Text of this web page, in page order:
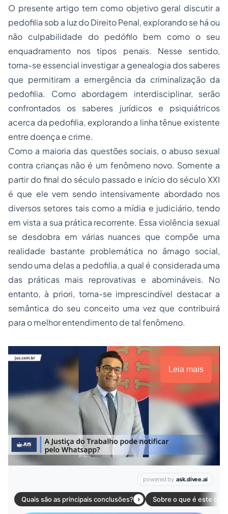
O presente artigo tem como objetivo geral discutir a
pedofilia sob a luz do Direito Penal, explorando se há ou
não culpabilidade do pedófilo bem como o seu
enquadramento nos tipos penais. Nesse sentido,
torna-se essencial investigar a genealogia dos saberes
que permitiram a emergência da criminalização da
pedofilia. Como abordagem interdisciplinar, serão
confrontados os saberes jurídicos e psiquiátricos
acerca da pedofilia, explorando a linha tênue existente
entre doença e crime.
Como a maioria das questões sociais, o abuso sexual
contra crianças não é um fenômeno novo. Somente a
partir do final do século passado e início do século XXI
é que ele vem sendo intensivamente abordado nos
diversos setores tais como a mídia e judiciário, tendo
em vista a sua prática recorrente. Essa violência sexual
se desdobra em várias nuances que compõe uma
realidade bastante problemática no âmago social,
sendo uma delas a pedofilia, a qual é considerada uma
das práticas mais reprovativas e abomináveis. No
entanto, à priori, torna-se imprescindível destacar a
semântica do seu conceito uma vez que contribuirá
para o melhor entendimento de tal fenômeno.
Leia mais